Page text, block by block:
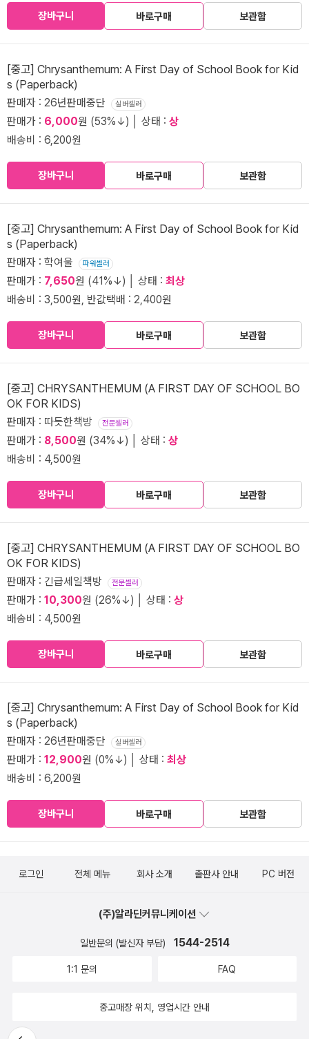
장바구니 바로구매 보관함
[중고] Chrysanthemum: A First Day of School Book for Kid
s (Paperback)
판매자 : 26년판매중단 실버셀러
판매가 : 6,000원 (53%↓) │ 상태 : 상
배송비 : 6,200원
장바구니 바로구매 보관함
[중고] Chrysanthemum: A First Day of School Book for Kid
s (Paperback)
판매자 : 학여울 파워셀러
판매가 : 7,650원 (41%↓) │ 상태 : 최상
배송비 : 3,500원, 반값택배 : 2,400원
장바구니 바로구매 보관함
[중고] CHRYSANTHEMUM (A FIRST DAY OF SCHOOL BO
OK FOR KIDS)
판매자 : 따듯한책방 전문셀러
판매가 : 8,500원 (34%↓) │ 상태 : 상
배송비 : 4,500원
장바구니 바로구매 보관함
[중고] CHRYSANTHEMUM (A FIRST DAY OF SCHOOL BO
OK FOR KIDS)
판매자 : 긴급세일책방 전문셀러
판매가 : 10,300원 (26%↓) │ 상태 : 상
배송비 : 4,500원
장바구니 바로구매 보관함
[중고] Chrysanthemum: A First Day of School Book for Kid
s (Paperback)
판매자 : 26년판매중단 실버셀러
판매가 : 12,900원 (0%↓) │ 상태 : 최상
배송비 : 6,200원
장바구니 바로구매 보관함
뒤로가
로그인 전체 메뉴 회사 소개 출판사 안내 PC 버전
(주)알라딘커뮤니케이션
일반문의 (발신자 부담) 1544-2514
1:1 문의 FAQ
중고매장 위치, 영업시간 안내